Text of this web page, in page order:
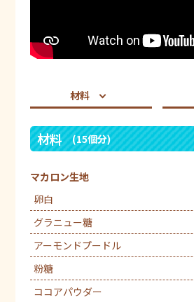
材料
材料 (15個分)
マカロン生地
卵白
グラニュー糖
アーモンドプードル
粉糖
ココアパウダー